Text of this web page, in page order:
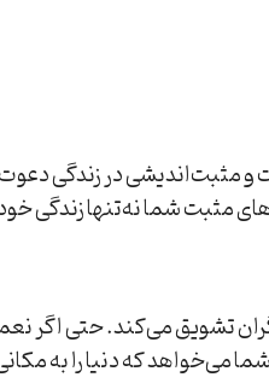
خلاقیت و مثبت‌اندیشی در
شما نه‌تنها زندگی
تشویق می‌کند. حتی اگر
می‌خواهد که دنیا را به